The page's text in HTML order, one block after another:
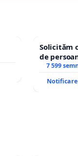
Solicităm
de
7 599